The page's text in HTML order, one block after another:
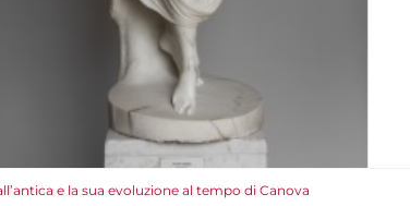
e la sua evoluzione al tempo di Canova